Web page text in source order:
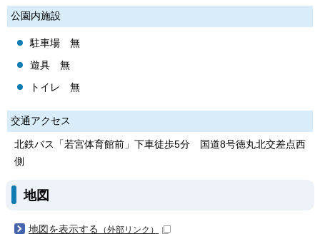
公園内施設
駐車場 無
遊具 無
トイレ 無
交通アクセス
北鉄バス「若宮体育館前」下車徒歩5分 国道8号徳丸北交差点西
側
地図
地図を表示する （外部リンク）